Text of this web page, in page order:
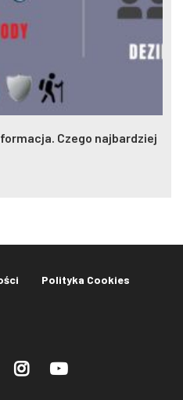
Czego najbardziej
Polityka Cookies